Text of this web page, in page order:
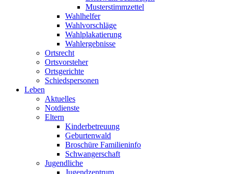
Musterstimmzettel
Wahlhelfer
Wahlvorschläge
Wahlplakatierung
Wahlergebnisse
Ortsrecht
Ortsvorsteher
Ortsgerichte
Schiedspersonen
Leben
Aktuelles
Notdienste
Eltern
Kinderbetreuung
Geburtenwald
Broschüre Familieninfo
Schwangerschaft
Jugendliche
Jugendzentrum